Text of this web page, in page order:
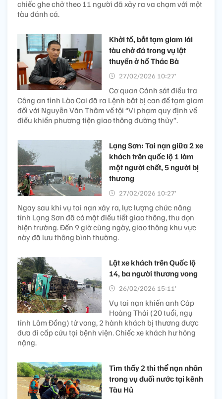
chiếc ghe chở theo 11 người đã xảy ra va chạm với một
tàu đánh cá.
Khởi tố, bắt tạm giam lái
tàu chở đá trong vụ lật
thuyền ở hồ Thác Bà
27/02/2026 10:27’
Cơ quan Cảnh sát điều tra
Công an tỉnh Lào Cai đã ra Lệnh bắt bị can để tạm giam
đối với Nguyễn Văn Thâm về tội “Vi phạm quy định về
điều khiển phương tiện giao thông đường thủy”.
Lạng Sơn: Tai nạn giữa 2 xe
khách trên quốc lộ 1 làm
một người chết, 5 người bị
thương
27/02/2026 10:27’
Ngay sau khi vụ tai nạn xảy ra, lực lượng chức năng
tỉnh Lạng Sơn đã có mặt điều tiết giao thông, thu dọn
hiện trường. Đến 9 giờ cùng ngày, giao thông khu vực
này đã lưu thông bình thường.
Lật xe khách trên Quốc lộ
14, ba người thương vong
26/02/2026 15:11’
Vụ tai nạn khiến anh Cáp
Hoàng Thái (20 tuổi, ngụ
tỉnh Lâm Đồng) tử vong, 2 hành khách bị thương được
đưa đi cấp cứu tại bệnh viện. Chiếc xe khách hư hỏng
nặng.
Tìm thấy 2 thi thể nạn nhân
trong vụ đuối nước tại kênh
Tàu Hủ